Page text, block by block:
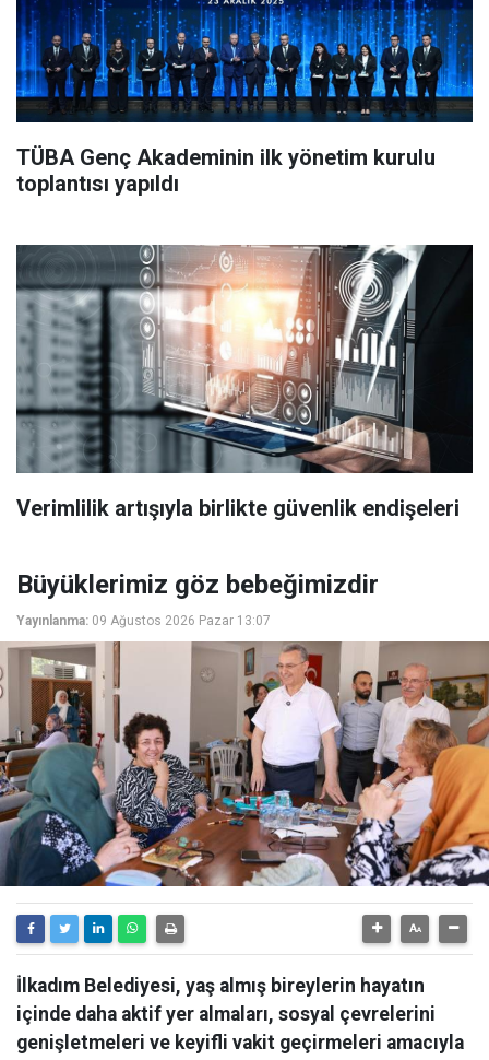
TÜBA Genç Akademinin ilk yönetim kurulu
toplantısı yapıldı
Verimlilik artışıyla birlikte güvenlik endişeleri
Büyüklerimiz göz bebeğimizdir
Yayınlanma: 09 Ağustos 2026 Pazar 13:07
İlkadım Belediyesi, yaş almış bireylerin hayatın
içinde daha aktif yer almaları, sosyal çevrelerini
genişletmeleri ve keyifli vakit geçirmeleri amacıyla